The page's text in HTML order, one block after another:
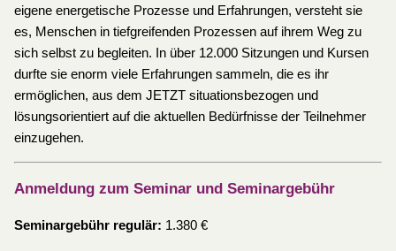
eigene energetische Prozesse und Erfahrungen, versteht sie
es, Menschen in tiefgreifenden Prozessen auf ihrem Weg zu
sich selbst zu begleiten. In über 12.000 Sitzungen und Kursen
durfte sie enorm viele Erfahrungen sammeln, die es ihr
ermöglichen, aus dem JETZT situationsbezogen und
lösungsorientiert auf die aktuellen Bedürfnisse der Teilnehmer
einzugehen.
Anmeldung zum Seminar und Seminargebühr
Seminargebühr regulär: 1.380 €